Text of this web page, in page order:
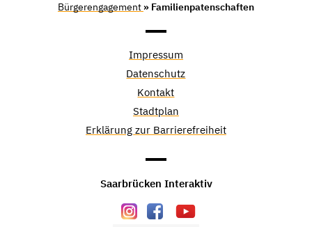
Bürgerengagement » Familienpatenschaften
Impressum
Datenschutz
Kontakt
Stadtplan
Erklärung zur Barrierefreiheit
Saarbrücken Interaktiv